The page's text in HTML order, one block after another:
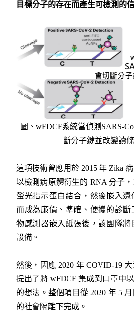
目標分子的存在而產生可檢測的
圖、wFDCF系統當偵測SARS-
斷分子鍵並改變讀
這項技術曾應用於 2015 年 Zika
以檢測病原體衍生的 RNA 分子
螢光指示蛋白結合，然後嵌入遺
而成為廉價、準確、便攜的診斷
物感測器嵌入紙張後，該團隊將
設備。
然後，因應 2020 年 COVID-19
提出了將 wFDCF 集成到口罩中
的想法。整個項目從 2020 年 5
的社會隔離下完成。